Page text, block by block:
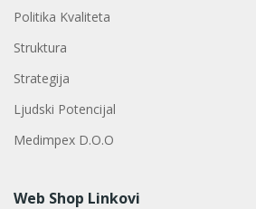
Politika Kvaliteta
Struktura
Strategija
Ljudski Potencijal
Medimpex D.o.o
Web Shop Linkovi